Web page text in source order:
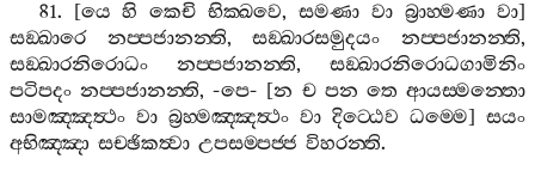
81. [යෙ හි කෙචි භික‍්ඛවෙ,සමණා වා බ්‍රාහ‍්මණා වා]
සඞ‍්ඛාරෙ
නප‍්පජානන‍්ති,සඞ‍්ඛාරසමුදයං නප‍්පජානන‍්ති,
සඞ‍්ඛාරනිරොධං
නප‍්පජානන‍්ති, සඞ‍්ඛාරනිරොධගාමිනිං
පටිපදං නප‍්පජානන‍්ති, -පෙ- [න ච පන තෙ ආයස‍්මන‍්තො
සාමඤ‍්ඤත්‍ථං වා බ්‍රහ‍්මඤ‍්ඤත්‍ථං වා දිට‍්ඨෙව ධම‍්මෙ] සයං
අභිඤ‍්ඤා සච‍්ඡිකත්‍වා උපසම‍්පජ‍්ජ විහරන‍්ති.